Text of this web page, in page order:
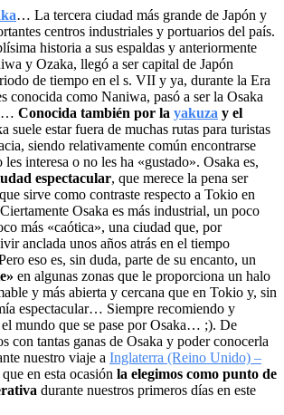
… La tercera ciudad más grande de Japón y
centros industriales y portuarios del país.
historia a sus espaldas y anteriormente
y Ozaka, llegó a ser capital de Japón
de tiempo en el s. VII y ya, durante la Era
conocida como Naniwa, pasó a ser la Osaka
Conocida también por la yakuza y el
suele estar fuera de muchas rutas para turistas
siendo relativamente común encontrarse
les interesa o no les ha «gustado». Osaka es,
espectacular, que merece la pena ser
sirve como contraste respecto a Tokio en
Osaka es más industrial, un poco
más «caótica», una ciudad que, por
anclada unos años atrás en el tiempo
eso es, sin duda, parte de su encanto, un
en algunas zonas que le proporciona un halo
y más abierta y cercana que en Tokio y, sin
espectacular… Siempre recomiendo y
mundo que se pase por Osaka… ;). De
con tantas ganas de Osaka y poder conocerla
nuestro viaje a Inglaterra (Reino Unido) –
que en esta ocasión la elegimos como punto de
durante nuestros primeros días en este